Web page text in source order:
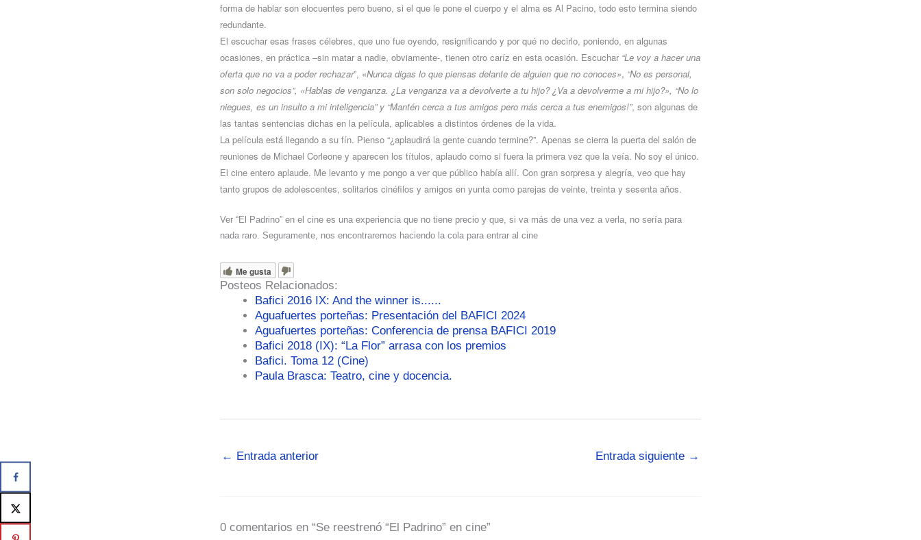
forma de hablar son elocuentes pero bueno, si el que le pone el cuerpo y el alma es Al Pacino, todo esto termina siendo
redundante.
El escuchar esas frases célebres, que uno fue oyendo, resignificando y por qué no decirlo, poniendo, en algunas
ocasiones, en práctica –sin matar a nadie, obviamente-, tienen otro caríz en esta ocasión. Escuchar “Le voy a hacer una
oferta que no va a poder rechazar”, «Nunca digas lo que piensas delante de alguien que no conoces», “No es personal,
son solo negocios”, «Hablas de venganza. ¿La venganza va a devolverte a tu hijo? ¿Va a devolverme a mi hijo?», “No lo
niegues, es un insulto a mi inteligencia” y “Mantén cerca a tus amigos pero más cerca a tus enemigos!”, son algunas de
las tantas sentencias dichas en la película, aplicables a distintos órdenes de la vida.
La película está llegando a su fín. Pienso “¿aplaudirá la gente cuando termine?”. Apenas se cierra la puerta del salón de
reuniones de Michael Corleone y aparecen los títulos, aplaudo como si fuera la primera vez que la veía. No soy el único.
El cine entero aplaude. Me levanto y me pongo a ver que público había allí. Con gran sorpresa y alegría, veo que hay
tanto grupos de adolescentes, solitarios cinéfilos y amigos en yunta como parejas de veinte, treinta y sesenta años.
Ver “El Padrino” en el cine es una experiencia que no tiene precio y que, si va más de una vez a verla, no sería para
nada raro. Seguramente, nos encontraremos haciendo la cola para entrar al cine
Me gusta
Posteos Relacionados:
Bafici 2016 IX: And the winner is......
Aguafuertes porteñas: Presentación del BAFICI 2024
Aguafuertes porteñas: Conferencia de prensa BAFICI 2019
Bafici 2018 (IX): “La Flor” arrasa con los premios
Bafici. Toma 12 (Cine)
Paula Brasca: Teatro, cine y docencia.
← Entrada anterior Entrada siguiente →
0 comentarios en “Se reestrenó “El Padrino” en cine”